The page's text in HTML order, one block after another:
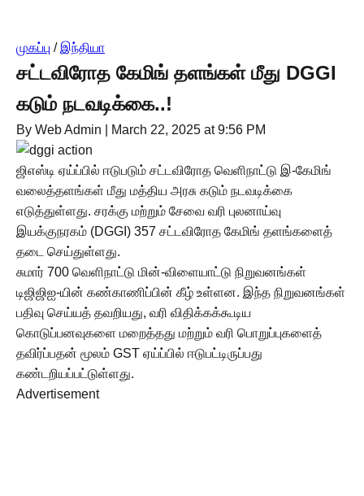
முகப்பு / இந்தியா
சட்டவிரோத கேமிங் தளங்கள் மீது DGGI
கடும் நடவடிக்கை..!
By Web Admin March 22, 2025 at 9:56 PM
ஜிஎஸ்டி ஏய்ப்பில் ஈடுபடும் சட்டவிரோத வெளிநாட்டு இ-கேமிங்
வலைத்தளங்கள் மீது மத்திய அரசு கடும் நடவடிக்கை
எடுத்துள்ளது. சரக்கு மற்றும் சேவை வரி புலனாய்வு
இயக்குநரகம் (DGGI) 357 சட்டவிரோத கேமிங் தளங்களைத்
தடை செய்துள்ளது.
சுமார் 700 வெளிநாட்டு மின்-விளையாட்டு நிறுவனங்கள்
டிஜிஜிஐ-யின் கண்காணிப்பின் கீழ் உள்ளன. இந்த நிறுவனங்கள்
பதிவு செய்யத் தவறியது, வரி விதிக்கக்கூடிய
கொடுப்பனவுகளை மறைத்தது மற்றும் வரி பொறுப்புகளைத்
தவிர்ப்பதன் மூலம் GST ஏய்ப்பில் ஈடுபட்டிருப்பது
கண்டறியப்பட்டுள்ளது.
Advertisement